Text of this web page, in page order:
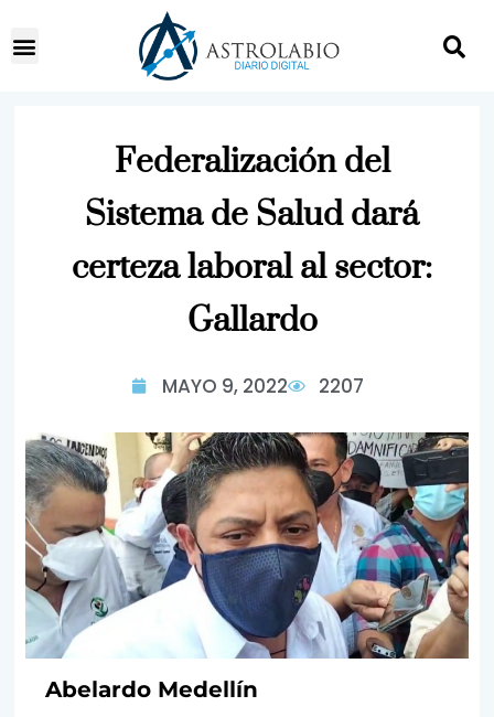
Federalización del
Sistema de Salud dará
certeza laboral al sector:
Gallardo
MAYO 9, 2022 2207
Abelardo Medellín